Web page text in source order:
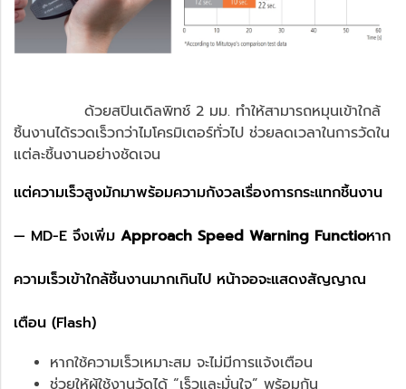
ด้วยสปินเดิลพิทช์ 2 มม. ทำให้สามารถหมุนเข้าใกล้
ชิ้นงานได้รวดเร็วกว่าไมโครมิเตอร์ทั่วไป ช่วยลดเวลาในการวัดใน
แต่ละชิ้นงานอย่างชัดเจน
แต่ความเร็วสูงมักมาพร้อมความกังวลเรื่องการกระแทกชิ้นงาน
— MD-E จึงเพิ่ม Approach Speed Warning Functioหาก
ความเร็วเข้าใกล้ชิ้นงานมากเกินไป หน้าจอจะแสดงสัญญาณ
เตือน (Flash)
หากใช้ความเร็วเหมาะสม จะไม่มีการแจ้งเตือน
ช่วยให้ผู้ใช้งานวัดได้ “เร็วและมั่นใจ” พร้อมกัน